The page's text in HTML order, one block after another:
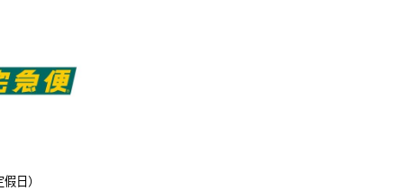
日）